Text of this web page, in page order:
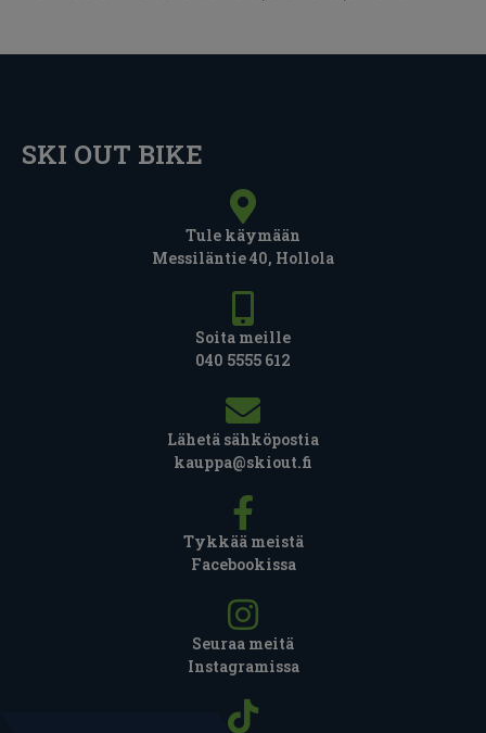
SKI OUT BIKE
Tule käymään
Messiläntie 40, Hollola
Soita meille
040 5555 612
Lähetä sähköpostia
kauppa@skiout.fi
Tykkää meistä
Facebookissa
Seuraa meitä
Instagramissa